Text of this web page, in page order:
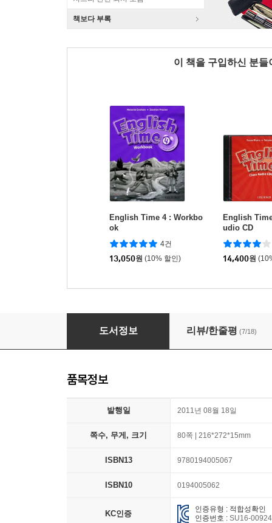
책보다 부록
이 책을 구입하신 분
English Time 4 : Workbo
ok
4건
13,050원 (10% 할인)
English
udio CD
14,400원
English Time 1 : Student Book with CD
도서정보 리뷰/한줄평 (7/18)
품목정보
발행일 2011년 08월 18일
쪽수, 무게, 크기 80쪽 | 216*272*15mm
ISBN13 9780194005067
ISBN10 0194005062
KC인증
인증유형 : 적합성확인
인증번호 :SU16-00924